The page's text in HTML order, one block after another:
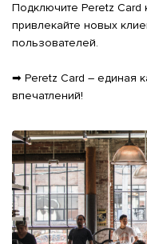
Подключите Peretz Card
привлекайте новых
пользователей.
➡ Peretz Card – единая
впечатлений!